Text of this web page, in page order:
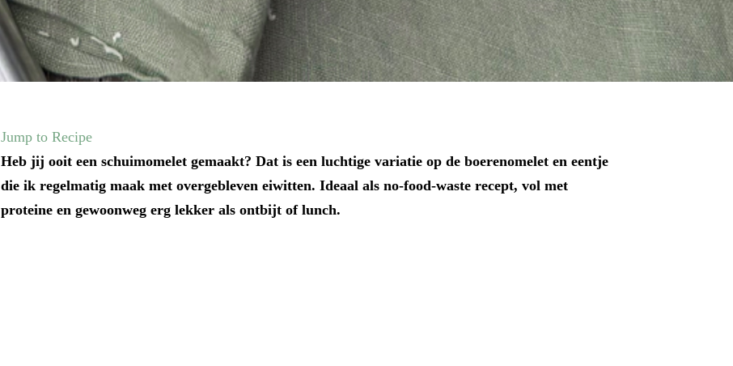
Jump to Recipe
Heb jij ooit een schuimomelet gemaakt? Dat is een luchtige variatie op de boerenomelet en eentje
die ik regelmatig maak met overgebleven eiwitten. Ideaal als no-food-waste recept, vol met
proteine en gewoonweg erg lekker als ontbijt of lunch.